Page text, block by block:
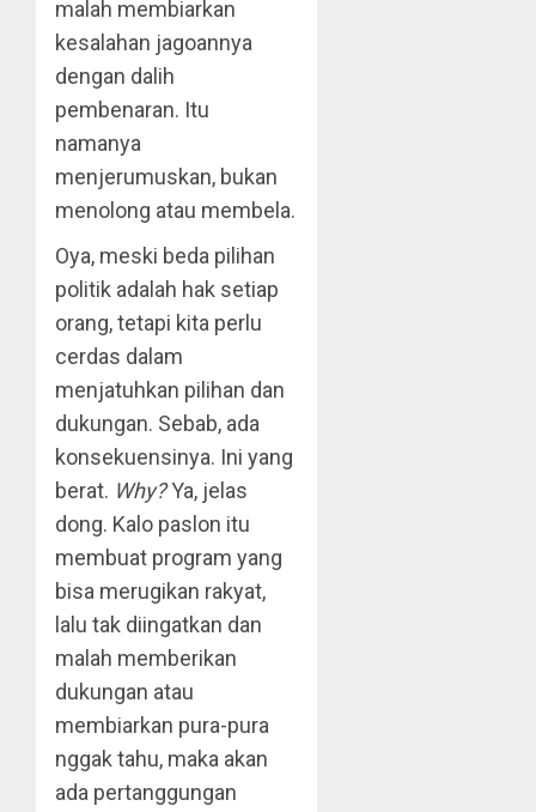
malah membiarkan
kesalahan jagoannya
dengan dalih
pembenaran. Itu
namanya
menjerumuskan, bukan
menolong atau membela.
Oya, meski beda pilihan
politik adalah hak setiap
orang, tetapi kita perlu
cerdas dalam
menjatuhkan pilihan dan
dukungan. Sebab, ada
konsekuensinya. Ini yang
berat. Why?Ya, jelas
dong. Kalo paslon itu
membuat program yang
bisa merugikan rakyat,
lalu tak diingatkan dan
malah memberikan
dukungan atau
membiarkan pura-pura
nggak tahu, maka akan
ada pertanggungan